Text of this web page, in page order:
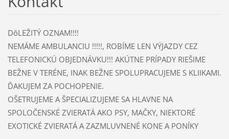
DôLEŽITÝ OZNAM!!!!
NEMÁME AMBULANCIU !!!!!, ROBÍME LEN VÝJAZDY CEZ
TELEFONICKÚ OBJEDNÁVKU!!! AKÚTNE PRÍPADY RIEŠIME
BEŽNE V TERÉNE, INAK BEŽNE SPOLUPRACUJEME S KLIIKAMI.
ĎAKUJEM ZA POCHOPENIE.
OŠETRUJEME A ŠPECIALIZUJEME SA HLAVNE NA
SPOLOČENSKÉ ZVIERATÁ AKO PSY, MAČKY, NIEKTORÉ
EXOTICKÉ ZVIERATÁ A ZAZMLUVNENÉ KONE A PONÍKY